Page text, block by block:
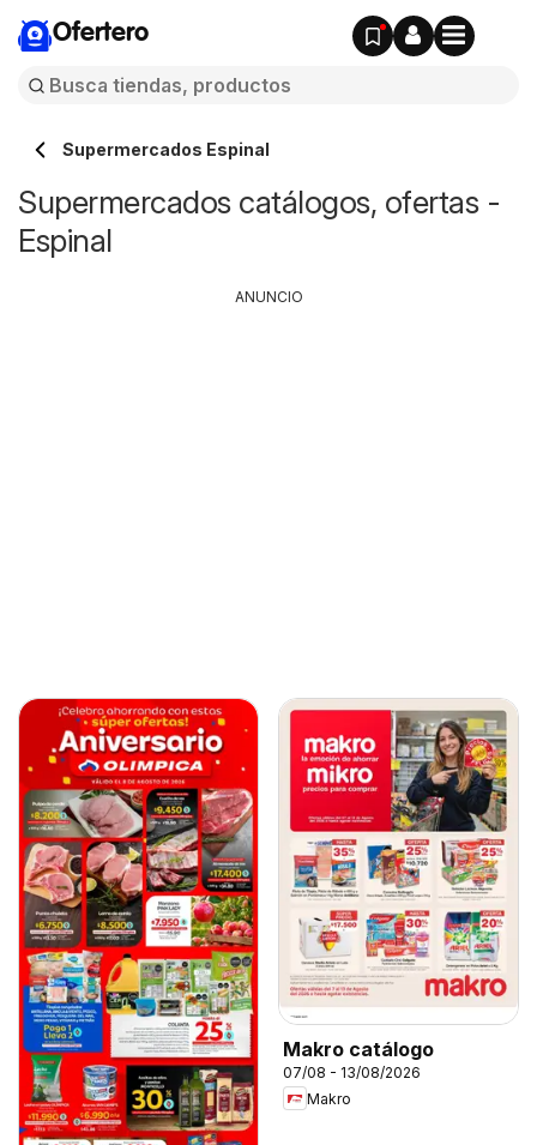
Ofertero
Supermercados Espinal
Supermercados catálogos, ofertas -
Espinal
Makro catálogo
07/08 - 13/08/2026
Makro
ANUNCIO